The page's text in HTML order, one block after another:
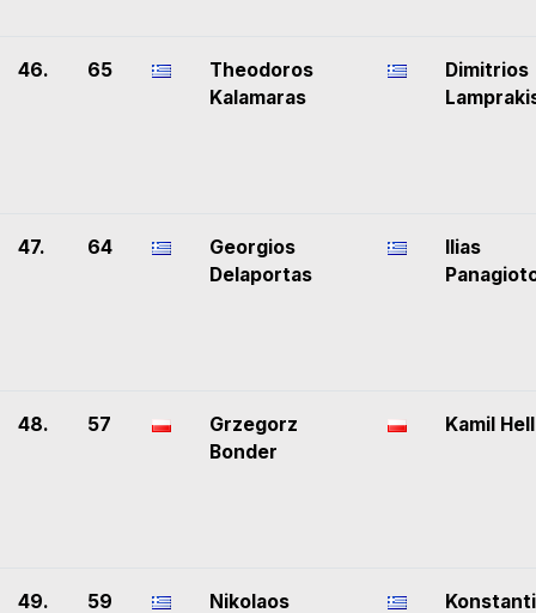
46. 65
Theodoros
Kalamaras
Dimitrios
47. 64
Georgios
Delaportas
Ilias
48. 57
Grzegorz
Bonder
Kamil
49. 59
Nikolaos